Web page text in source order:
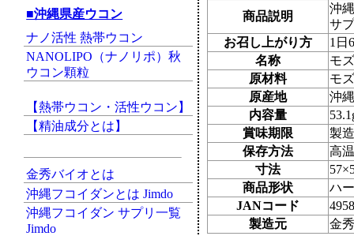
■沖縄県産ウコン
ナノ活性 熱帯ウコン
NANOLIPO（ナノリポ）秋
ウコン顆粒
【熱帯ウコン・活性ウコン】
【精油成分とは】
金秀バイオとは
沖縄フコイダンとは Jimdo
沖縄フコイダン サプリ一覧
Jimdo
商品説明
沖
サ
お召し上がり方
1日
名称
モ
原材料
モ
原産地
沖
内容量
賞味期限
製
保存方法
高
寸法
商品形状
ハ
JANコード
製造元
金